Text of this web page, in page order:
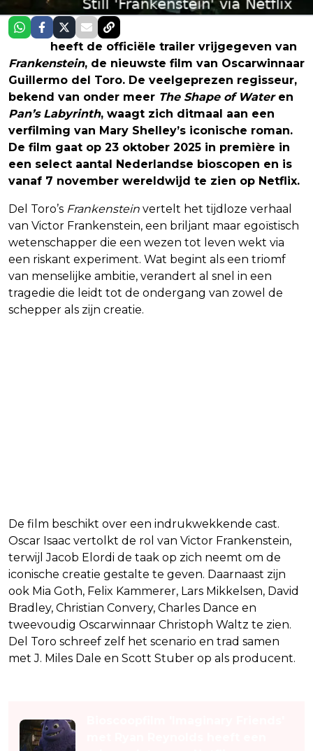
heeft de officiële trailer vrijgegeven van
Frankenstein, de nieuwste film van Oscarwinnaar
Guillermo del Toro. De veelgeprezen regisseur,
bekend van onder meer The Shape of Wateren
Pan’s Labyrinth, waagt zich ditmaal aan een
verfilming van Mary Shelley’s iconische roman.
De film gaat op 23 oktober 2025 in première in
een select aantal Nederlandse bioscopen en is
vanaf 7 november wereldwijd te zien op Netflix.
Del Toro’s Frankenstein vertelt het tijdloze verhaal
van Victor Frankenstein, een briljant maar egoïstisch
wetenschapper die een wezen tot leven wekt via
een riskant experiment. Wat begint als een triomf
van menselijke ambitie, verandert al snel in een
tragedie die leidt tot de ondergang van zowel de
schepper als zijn creatie.
De film beschikt over een indrukwekkende cast.
Oscar Isaac vertolkt de rol van Victor Frankenstein,
terwijl Jacob Elordi de taak op zich neemt om de
iconische creatie gestalte te geven. Daarnaast zijn
ook Mia Goth, Felix Kammerer, Lars Mikkelsen, David
Bradley, Christian Convery, Charles Dance en
tweevoudig Oscarwinnaar Christoph Waltz te zien.
Del Toro schreef zelf het scenario en trad samen
met J. Miles Dale en Scott Stuber op als producent.